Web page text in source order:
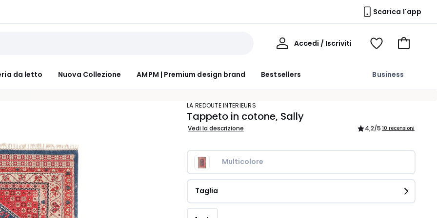
Scarica l'app
da letto Nuova Collezione AMPM | Premium design brand Bestsellers Business
Accedi / Iscriviti
Voir
Vai
LA REDOUTE INTERIEURS
Tappeto in cotone, Sally
Vedi la descrizione 4,2/5 10 recensioni
Multicolore
Taglia